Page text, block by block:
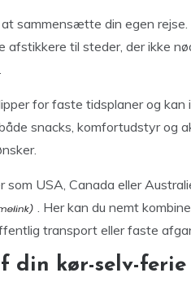
sammensætte din egen
afstikkere til steder, der ikke
for faste tidsplaner og
snacks, komfortudstyr og
som USA, Canada eller
. Her kan du nemt
transport eller faste
din kør-selv-ferie